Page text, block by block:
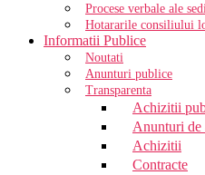
Procese verbale ale
Hotararile consiliului
Informatii Publice
Noutati
Anunturi publice
Transparenta
Achizitii
Anunturi de
Achizitii
Contracte